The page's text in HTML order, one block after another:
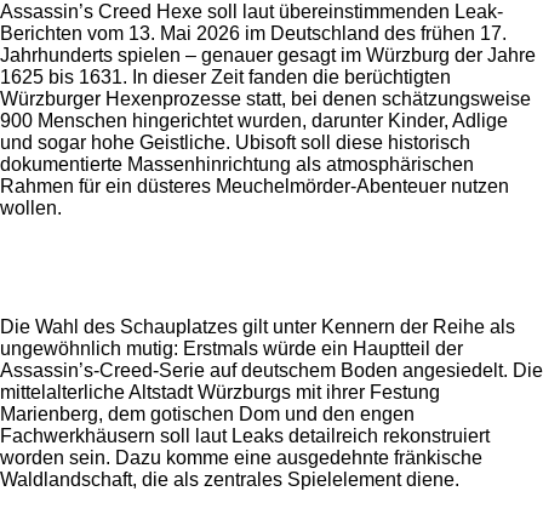
Assassin’s Creed Hexe soll laut übereinstimmenden Leak-
Berichten vom 13. Mai 2026 im Deutschland des frühen 17.
Jahrhunderts spielen – genauer gesagt im Würzburg der Jahre
1625 bis 1631. In dieser Zeit fanden die berüchtigten
Würzburger Hexenprozesse statt, bei denen schätzungsweise
900 Menschen hingerichtet wurden, darunter Kinder, Adlige
und sogar hohe Geistliche. Ubisoft soll diese historisch
dokumentierte Massenhinrichtung als atmosphärischen
Rahmen für ein düsteres Meuchelmörder-Abenteuer nutzen
wollen.
Die Wahl des Schauplatzes gilt unter Kennern der Reihe als
ungewöhnlich mutig: Erstmals würde ein Hauptteil der
Assassin’s-Creed-Serie auf deutschem Boden angesiedelt. Die
mittelalterliche Altstadt Würzburgs mit ihrer Festung
Marienberg, dem gotischen Dom und den engen
Fachwerkhäusern soll laut Leaks detailreich rekonstruiert
worden sein. Dazu komme eine ausgedehnte fränkische
Waldlandschaft, die als zentrales Spielelement diene.